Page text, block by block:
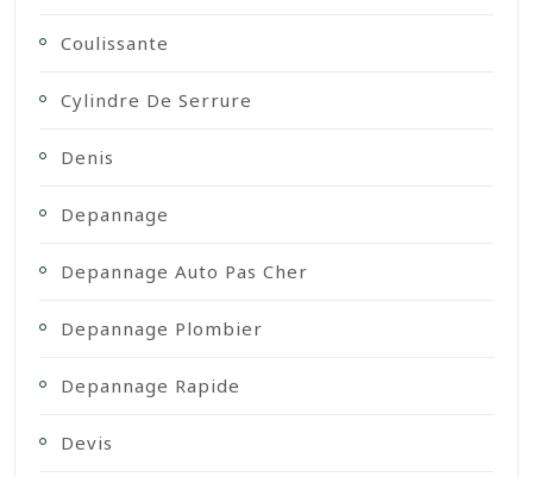
Coulissante
Cylindre De Serrure
Denis
Depannage
Depannage Auto Pas Cher
Depannage Plombier
Depannage Rapide
Devis